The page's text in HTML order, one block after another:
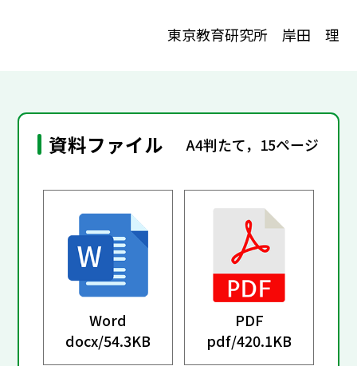
東京教育研究所 岸田 理
資料ファイル A4判たて，15ページ
Word
docx/54.3KB
PDF
pdf/420.1KB